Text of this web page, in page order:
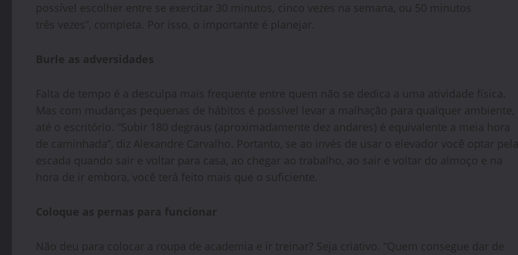
possível escolher entre se exercitar 30 minutos, cinco vezes na semana, ou 50 minutos
três vezes”, completa. Por isso, o importante é planejar.
Burle as adversidades
Falta de tempo é a desculpa mais frequente entre quem não se dedica a uma atividade física.
Mas com mudanças pequenas de hábitos é possível levar a malhação para qualquer ambiente,
até o escritório. “Subir 180 degraus (aproximadamente dez andares) é equivalente a meia hora
de caminhada”, diz Alexandre Carvalho. Portanto, se ao invés de usar o elevador você optar pela
escada quando sair e voltar para casa, ao chegar ao trabalho, ao sair e voltar do almoço e na
hora de ir embora, você terá feito mais que o suficiente.
Coloque as pernas para funcionar
Não deu para colocar a roupa de academia e ir treinar? Seja criativo. “Quem consegue dar de